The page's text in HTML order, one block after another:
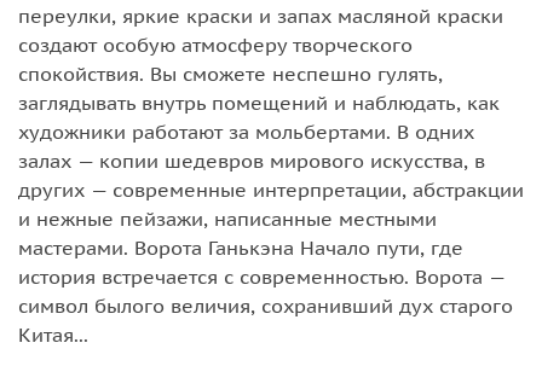
переулки, яркие краски и запах масляной краски
создают особую атмосферу творческого
спокойствия. Вы сможете неспешно гулять,
заглядывать внутрь помещений и наблюдать, как
художники работают за мольбертами. В одних
залах — копии шедевров мирового искусства, в
других — современные интерпретации, абстракции
и нежные пейзажи, написанные местными
мастерами. Ворота Ганькэна Начало пути, где
история встречается с современностью. Ворота —
символ былого величия, сохранивший дух старого
Китая...